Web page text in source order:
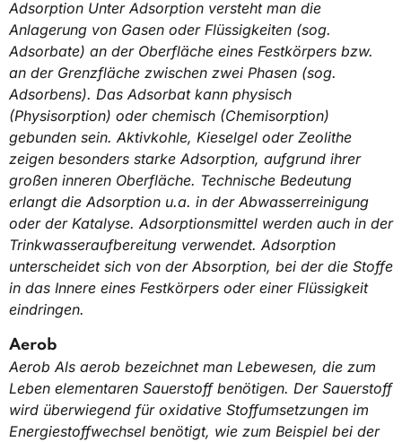
Adsorption Unter Adsorption versteht man die
Anlagerung von Gasen oder Flüssigkeiten (sog.
Adsorbate) an der Oberfläche eines Festkörpers bzw.
an der Grenzfläche zwischen zwei Phasen (sog.
Adsorbens). Das Adsorbat kann physisch
(Physisorption) oder chemisch (Chemisorption)
gebunden sein. Aktivkohle, Kieselgel oder Zeolithe
zeigen besonders starke Adsorption, aufgrund ihrer
großen inneren Oberfläche. Technische Bedeutung
erlangt die Adsorption u.a. in der Abwasserreinigung
oder der Katalyse. Adsorptionsmittel werden auch in der
Trinkwasseraufbereitung verwendet. Adsorption
unterscheidet sich von der Absorption, bei der die Stoffe
in das Innere eines Festkörpers oder einer Flüssigkeit
eindringen.
Aerob
Aerob Als aerob bezeichnet man Lebewesen, die zum
Leben elementaren Sauerstoff benötigen. Der Sauerstoff
wird überwiegend für oxidative Stoffumsetzungen im
Energiestoffwechsel benötigt, wie zum Beispiel bei der